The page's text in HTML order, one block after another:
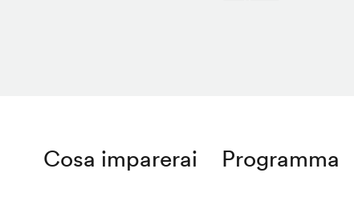
Cosa imparerai Programma